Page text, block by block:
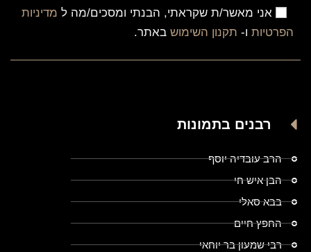
אני מאשר/ת שקראתי, הבנתי ומסכים/מה ל מדיניות
הפרטיות ו- תקנון השימוש באתר.
רבנים בתמונות
הרב עובדיה יוסף
הבן איש חי
בבא סאלי
החפץ חיים
רבי שמעון בר יוחאי